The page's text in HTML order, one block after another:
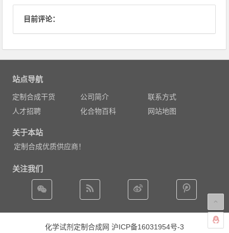
目前评论：
站点导航
定制合成干货 公司简介
联系方式
人才招聘
化合物百科 网站地图
关于本站
定制合成优质供应商！
关注我们
化学试剂定制合成网 沪ICP备16031954号-3